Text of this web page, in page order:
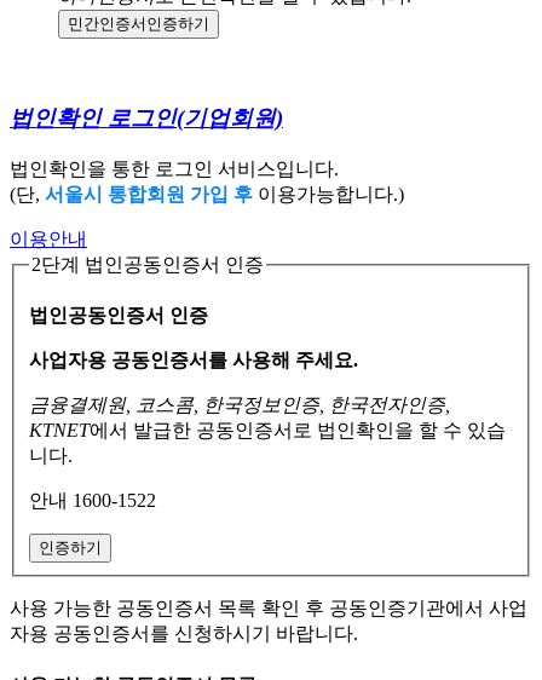
민간인증서 인증하기
법인확인 로그인(기업회원)
법인확인을 통한 로그인 서비스입니다.
(단, 서울시 통합회원 가입 후 이용가능합니다.)
이용안내
2단계 법인공동인증서 인증
법인공동인증서 인증
사업자용 공동인증서를 사용해 주세요.
금융결제원, 코스콤, 한국정보인증, 한국전자인증,
KTNET에서 발급한 공동인증서로 법인확인을 할 수 있습
니다.
안내 1600-1522
인증하기
사용 가능한 공동인증서 목록 확인 후 공동인증기관에서 사업
자용 공동인증서를 신청하시기 바랍니다.